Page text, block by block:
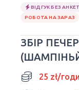
ВІДГУК БЕЗ
РОБОТА НА ЗАРАЗ
ЗБІР
25 zł/